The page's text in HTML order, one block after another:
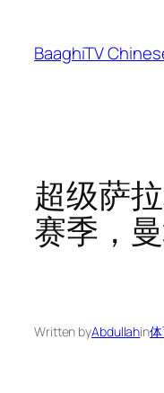
content
BaaghiTV
超级萨
赛季，
Written byAbdullahin